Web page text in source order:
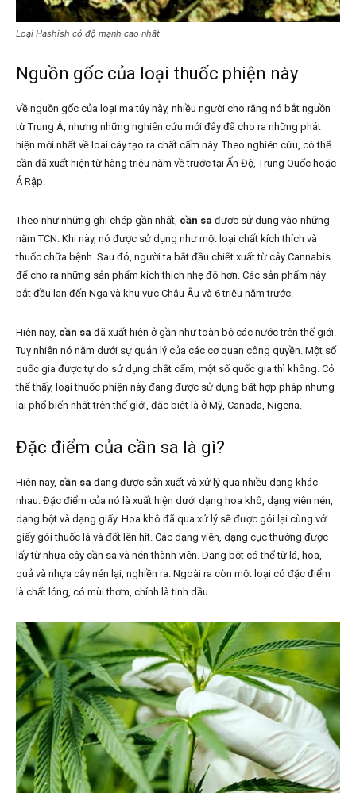
Loại Hashish có độ mạnh cao nhất
Nguồn gốc của loại thuốc phiện này
Về nguồn gốc của loại ma túy này, nhiều người cho rằng nó bắt nguồn
từ Trung Á, nhưng những nghiên cứu mới đây đã cho ra những phát
hiện mới nhất về loài cây tạo ra chất cấm này. Theo nghiên cứu, có thể
cần đã xuất hiện từ hàng triệu năm về trước tại Ấn Độ, Trung Quốc hoặc
Ả Rập.
Theo như những ghi chép gần nhất, cần sa được sử dụng vào những
năm TCN. Khi này, nó được sử dụng như một loại chất kích thích và
thuốc chữa bệnh. Sau đó, người ta bắt đầu chiết xuất từ cây Cannabis
để cho ra những sản phẩm kích thích nhẹ đô hơn. Các sản phẩm này
bắt đầu lan đến Nga và khu vực Châu Âu và 6 triệu năm trước.
Hiện nay, cần sa đã xuất hiện ở gần như toàn bộ các nước trên thế giới.
Tuy nhiên nó nằm dưới sự quản lý của các cơ quan công quyền. Một số
quốc gia được tự do sử dụng chất cấm, một số quốc gia thì không. Có
thể thấy, loại thuốc phiện này đang được sử dụng bất hợp pháp nhưng
lại phổ biến nhất trên thế giới, đặc biệt là ở Mỹ, Canada, Nigeria.
Đặc điểm của cần sa là gì?
Hiện nay, cần sa đang được sản xuất và xử lý qua nhiều dạng khác
nhau. Đặc điểm của nó là xuất hiện dưới dạng hoa khô, dạng viên nén,
dạng bột và dạng giấy. Hoa khô đã qua xử lý sẽ được gói lại cùng với
giấy gói thuốc lá và đốt lên hít. Các dạng viên, dạng cục thường được
lấy từ nhựa cây cần sa và nén thành viên. Dạng bột có thể từ lá, hoa,
quả và nhựa cây nén lại, nghiền ra. Ngoài ra còn một loại có đặc điểm
là chất lỏng, có mùi thơm, chính là tinh dầu.